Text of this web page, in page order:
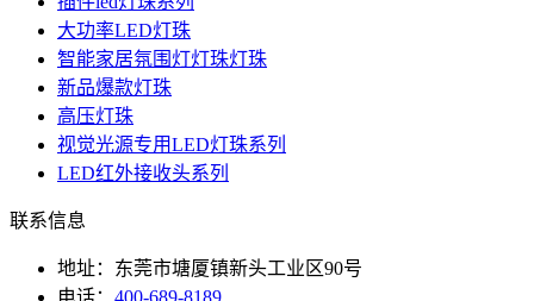
大功率LED灯珠
智能家居氛围灯灯珠灯珠
新品爆款灯珠
高压灯珠
视觉光源专用LED灯珠系列
LED红外接收头系列
联系信息
地址：东莞市塘厦镇新头工业区90号
电话： 400-689-8189